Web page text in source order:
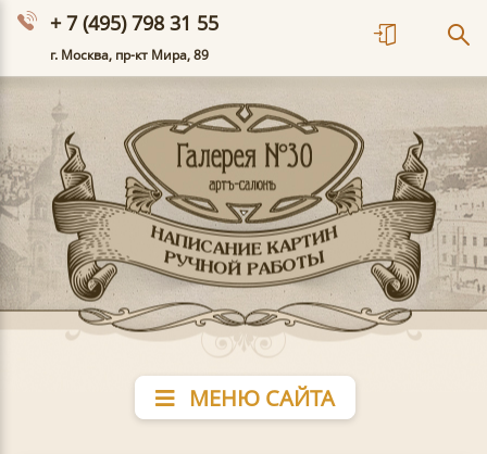
+ 7 (495) 798 31 55
г. Москва, пр-кт Мира, 89
МЕНЮ САЙТА